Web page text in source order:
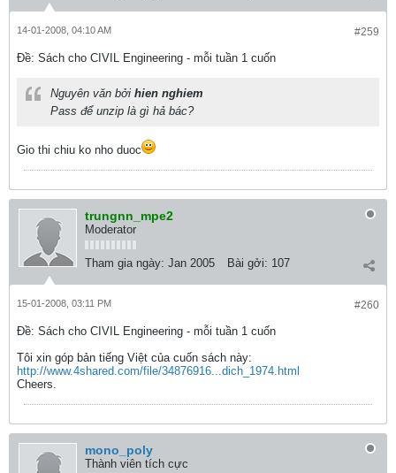
#259
14-01-2008, 04:10 AM
Ðề: Sách cho CIVIL Engineering - mỗi tuần 1 cuốn
Nguyên văn bởi hien nghiem
Pass để unzip là gì hả bác?
Gio thi chiu ko nho duoc
trungnn_mpe2
Moderator
Tham gia ngày: Jan 2005 Bài gởi: 107
#260
15-01-2008, 03:11 PM
Ðề: Sách cho CIVIL Engineering - mỗi tuần 1 cuốn
Tôi xin góp bản tiếng Việt của cuốn sách này:
http://www.4shared.com/file/34876916...dich_1974.html
Cheers.
mono_poly
Thành viên tích cực